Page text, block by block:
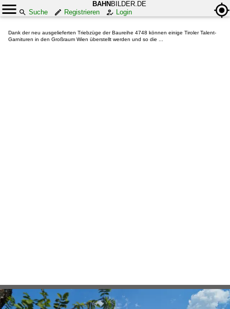
BAHN BILDER.DE
Suche
Registrieren Login
Dank der neu ausgelieferten Triebzüge der Baureihe 4748 können einige Tiroler Talent-
Garnituren in den Großraum Wien überstellt werden und so die ...